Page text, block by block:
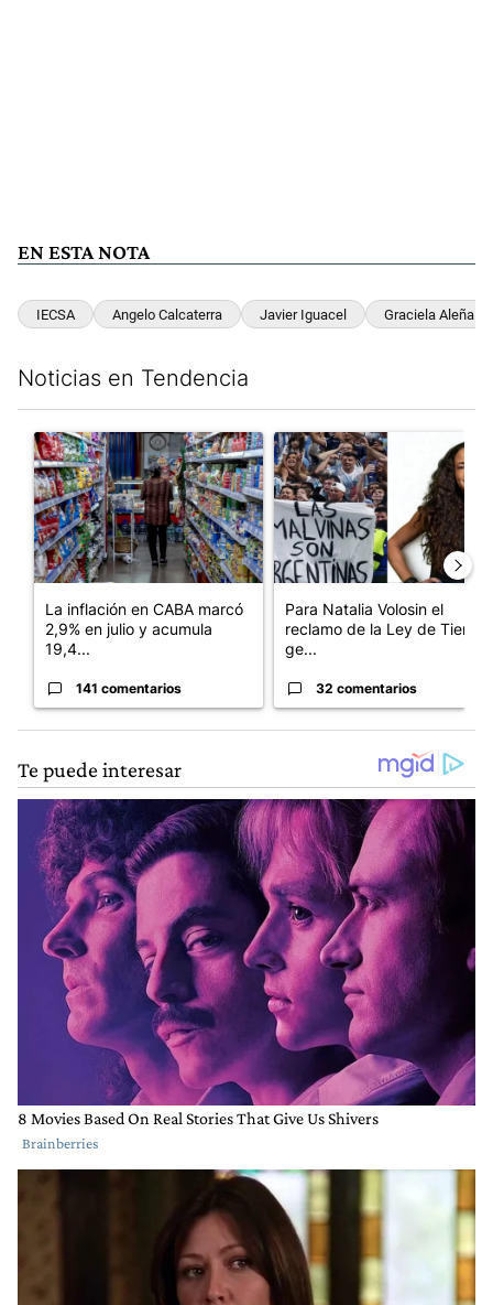
EN ESTA NOTA
IECSA Angelo Calcaterra Javier Iguacel Graciela Aleña
Noticias en Tendencia
Un artículo de tendencia con el título "La inflación en CABA
La inflación en CABA marcó
2,9% en julio y acumula
19,4...
141 comentarios
Un artículo de tendencia con
Para Natalia Volosin el
reclamo de la Ley de Tierras
ge...
32 comentarios